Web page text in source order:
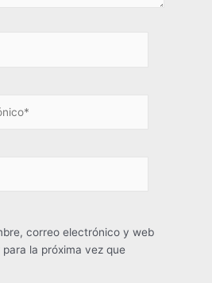
correo electrónico y web
la próxima vez que